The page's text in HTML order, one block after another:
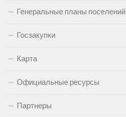
Генеральные планы поселений
Госзакупки
Карта
Официальные ресурсы
Партнеры